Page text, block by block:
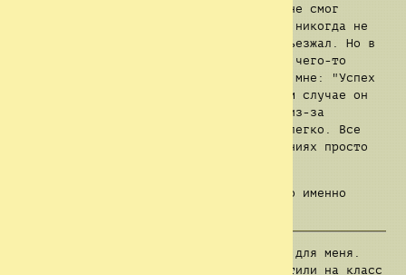
не осталось. Когда я стал старше, то не смог
купить себе свой собственный дом. Они никогда не
были в состоянии помочь мне, и я не съезжал. Но в
любом случае, я был слишком молод для чего-то
такого тогда. Мой отец всегда говорил мне: "Успех
достигается с помощью труда." И в этом случае он
прав. Я никогда не работал, особенно из-за
репутации бизнеса. Мне было очень не легко. Все
мои мечты об исследованиях и приключениях просто
Я..Я- Я не помню, почему всё произошло именно
Школа была довольно интересным опытом для меня.
Из-за даты моего рождения, меня поместили на класс